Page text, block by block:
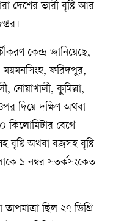
দেশের ভারী বৃষ্টি আর
কেন্দ্র জানিয়েছে,
ময়মনসিংহ, ফরিদপুর,
নোয়াখালী, কুমিল্লা,
দিয়ে দক্ষিণ অথবা
কিলোমিটার বেগে
অথবা বজ্রসহ বৃষ্টি
১ নম্বর সতর্কসংকেত
ছিল ২৭ ডিগ্রি